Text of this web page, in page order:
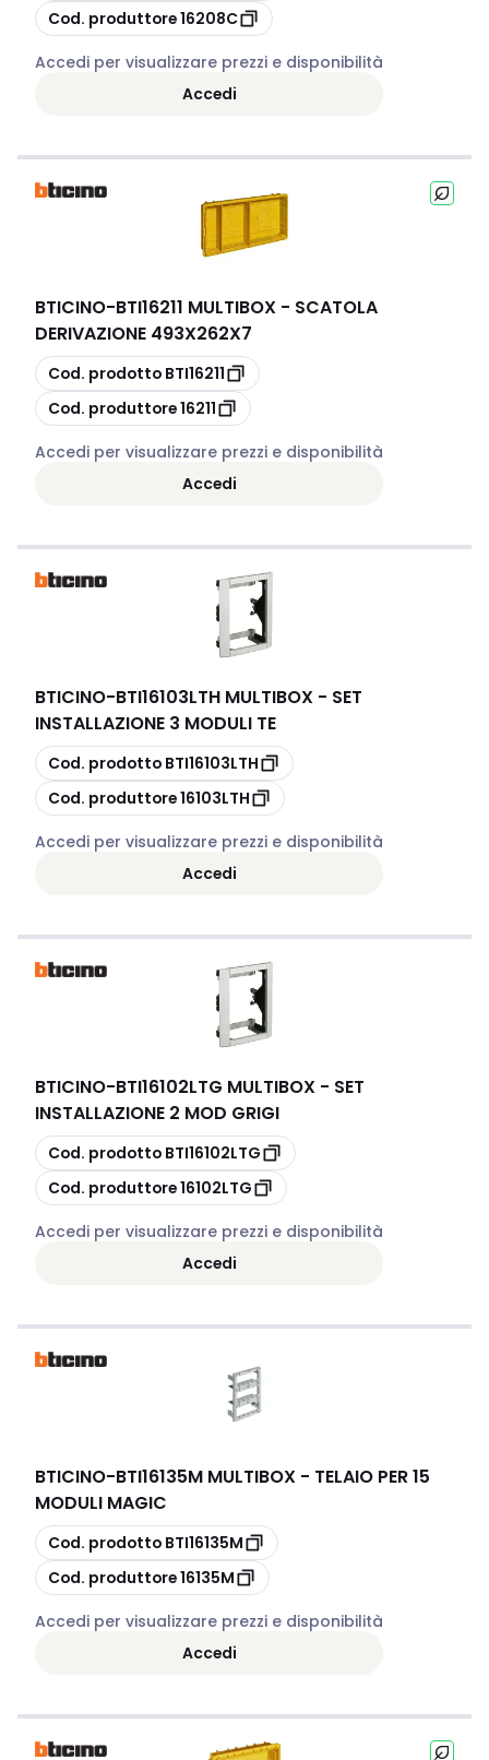
copia
Cod. produttore16208C
Accedi per visualizzare prezzi e disponibilità
Accedi
BTICINO-BTI16211 MULTIBOX - SCATOLA
DERIVAZIONE 493X262X7
copia
Cod. prodotto BTI16211
copia
Cod. produttore16211
Accedi per visualizzare prezzi e disponibilità
Accedi
BTICINO-BTI16103LTH MULTIBOX - SET
INSTALLAZIONE 3 MODULI TE
copia
Cod. prodotto BTI16103LTH
copia
Cod. produttore16103LTH
Accedi per visualizzare prezzi e disponibilità
Accedi
BTICINO-BTI16102LTG MULTIBOX - SET
INSTALLAZIONE 2 MOD GRIGI
copia
Cod. prodotto BTI16102LTG
copia
Cod. produttore16102LTG
Accedi per visualizzare prezzi e disponibilità
Accedi
BTICINO-BTI16135M MULTIBOX - TELAIO PER 15
MODULI MAGIC
copia
Cod. prodotto BTI16135M
copia
Cod. produttore16135M
Accedi per visualizzare prezzi e disponibilità
Accedi